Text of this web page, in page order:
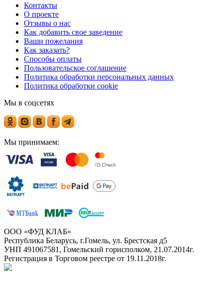
Контакты
О проекте
Отзывы о нас
Как добавить свое заведение
Ваши пожелания
Как заказать?
Способы оплаты
Пользовательское соглашение
Политика обработки персональных данных
Политика обработки cookie
Мы в соцсетях
Мы принимаем:
ООО «ФУД КЛАБ»
Республика Беларусь, г.Гомель, ул. Брестская д5
УНП 491067581, Гомельский горисполком, 21.07.2014г.
Регистрация в Торговом реестре от 19.11.2018г.